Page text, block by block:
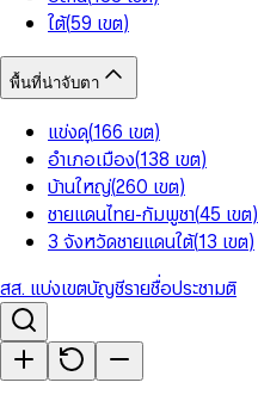
ใต้(59 เขต)
พื้นที่น่าจับตา
แข่งดุ(166 เขต)
อำเภอเมือง(138 เขต)
บ้านใหญ่(260 เขต)
ชายแดนไทย-กัมพูชา(45 เขต)
3 จังหวัดชายแดนใต้(13 เขต)
สส. แบ่งเขตบัญชีรายชื่อประชามติ